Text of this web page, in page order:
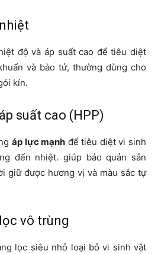
độ và áp suất cao để tiêu diệt
và bào tử, thường dùng cho
kín.
suất cao (HPP)
áp lực mạnh để tiêu diệt vi sinh
đến nhiệt. giúp bảo quản sản
giữ được hương vị và màu sắc tự
vô trùng
lọc siêu nhỏ loại bỏ vi sinh vật